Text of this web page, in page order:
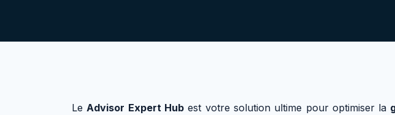
LeAdvisor Expert Hubest votre solution ultime pour optimiser la